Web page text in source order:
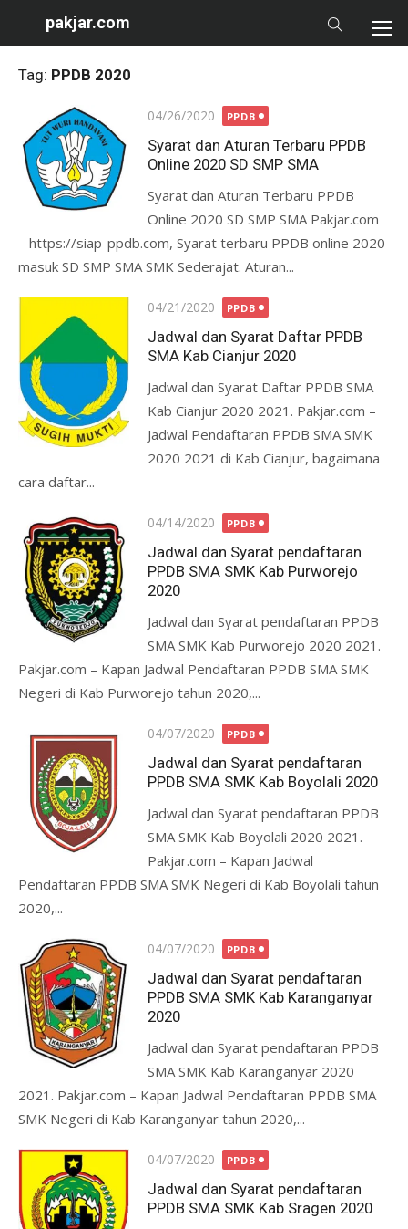
pakjar.com
Tag: PPDB 2020
Posted
on
04/26/2020 PPDB
Syarat dan Aturan Terbaru PPDB
Online 2020 SD SMP SMA
Syarat dan Aturan Terbaru PPDB
Online 2020 SD SMP SMA Pakjar.com
– https://siap-ppdb.com, Syarat terbaru PPDB online 2020
masuk SD SMP SMA SMK Sederajat. Aturan...
Posted
on
04/21/2020 PPDB
Jadwal dan Syarat Daftar PPDB
SMA Kab Cianjur 2020
Jadwal dan Syarat Daftar PPDB SMA
Kab Cianjur 2020 2021. Pakjar.com –
Jadwal Pendaftaran PPDB SMA SMK
2020 2021 di Kab Cianjur, bagaimana
cara daftar...
Posted
on
04/14/2020 PPDB
Jadwal dan Syarat pendaftaran
PPDB SMA SMK Kab Purworejo
2020
Jadwal dan Syarat pendaftaran PPDB
SMA SMK Kab Purworejo 2020 2021.
Pakjar.com – Kapan Jadwal Pendaftaran PPDB SMA SMK
Negeri di Kab Purworejo tahun 2020,...
Posted
on
04/07/2020 PPDB
Jadwal dan Syarat pendaftaran
PPDB SMA SMK Kab Boyolali 2020
Jadwal dan Syarat pendaftaran PPDB
SMA SMK Kab Boyolali 2020 2021.
Pakjar.com – Kapan Jadwal
Pendaftaran PPDB SMA SMK Negeri di Kab Boyolali tahun
2020,...
Posted
on
04/07/2020 PPDB
Jadwal dan Syarat pendaftaran
PPDB SMA SMK Kab Karanganyar
2020
Jadwal dan Syarat pendaftaran PPDB
SMA SMK Kab Karanganyar 2020
2021. Pakjar.com – Kapan Jadwal Pendaftaran PPDB SMA
SMK Negeri di Kab Karanganyar tahun 2020,...
Posted
on
04/07/2020 PPDB
Jadwal dan Syarat pendaftaran
PPDB SMA SMK Kab Sragen 2020